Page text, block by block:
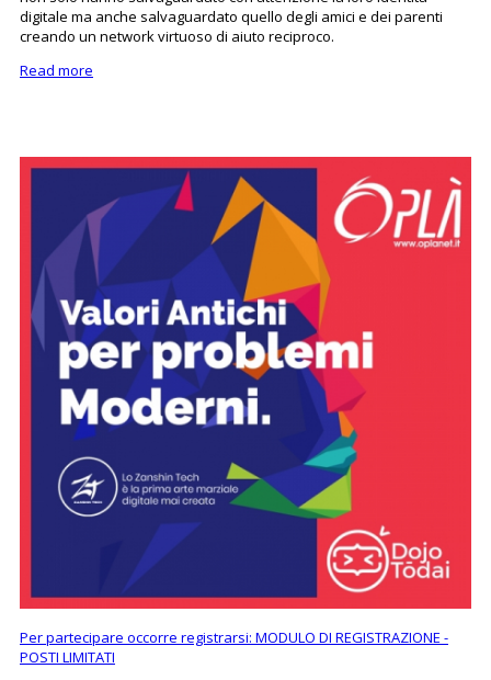
digitale ma anche salvaguardato quello degli amici e dei parenti
creando un network virtuoso di aiuto reciproco.
Read more
Per partecipare occorre registrarsi: MODULO DI REGISTRAZIONE -
POSTI LIMITATI